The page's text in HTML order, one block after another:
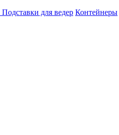
Подставки для ведер Контейнеры